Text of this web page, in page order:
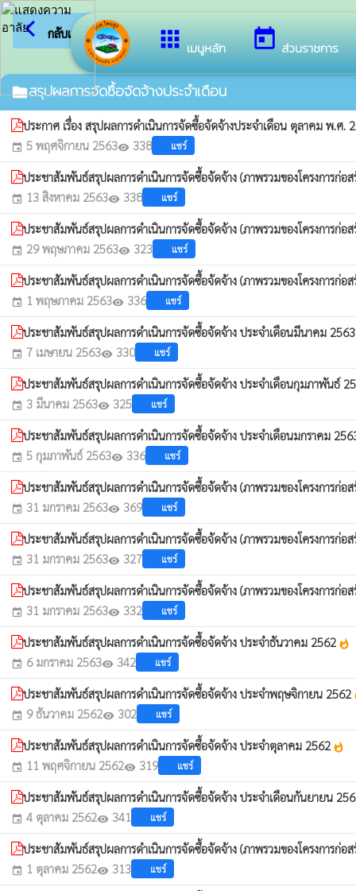
apps เมนูหลัก today ส่วนราชการ
arrow_back_ios กลับเมนูหลัก
folderสรุปผลการจัดซื้อจัดจ้างประจำเดือน
ประกาศ เรื่อง สรุปผลการดำเนินการจัดซื้อจัดจ้างประจำเดือน ตุลาคม พ.ศ.
event 5 พฤศจิกายน 2563visibility 338 แชร์
ประชาสัมพันธ์สรุปผลการดำเนินการจัดซื้อจัดจ้าง (ภาพรวมของโครงการก่อ
event 13 สิงหาคม 2563visibility 338 แชร์
ประชาสัมพันธ์สรุปผลการดำเนินการจัดซื้อจัดจ้าง (ภาพรวมของโครงการก่อ
event 29 พฤษภาคม 2563visibility 323 แชร์
ประชาสัมพันธ์สรุปผลการดำเนินการจัดซื้อจัดจ้าง (ภาพรวมของโครงการก่อ
event 1 พฤษภาคม 2563visibility 336 แชร์
ประชาสัมพันธ์สรุปผลการดำเนินการจัดซื้อจัดจ้าง ประจำเดือนมีนาคม
event 7 เมษายน 2563visibility 330 แชร์
ประชาสัมพันธ์สรุปผลการดำเนินการจัดซื้อจัดจ้าง ประจำเดือนกุมภาพันธ์
event 3 มีนาคม 2563visibility 325 แชร์
ประชาสัมพันธ์สรุปผลการดำเนินการจัดซื้อจัดจ้าง ประจำเดือนมกราคม
event 5 กุมภาพันธ์ 2563visibility 336 แชร์
ประชาสัมพันธ์สรุปผลการดำเนินการจัดซื้อจัดจ้าง (ภาพรวมของโครงการก่อ
event 31 มกราคม 2563visibility 369 แชร์
ประชาสัมพันธ์สรุปผลการดำเนินการจัดซื้อจัดจ้าง (ภาพรวมของโครงการก่อ
event 31 มกราคม 2563visibility 327 แชร์
ประชาสัมพันธ์สรุปผลการดำเนินการจัดซื้อจัดจ้าง (ภาพรวมของโครงการก่อ
event 31 มกราคม 2563visibility 332 แชร์
ประชาสัมพันธ์สรุปผลการดำเนินการจัดซื้อจัดจ้าง ประจำธันวาคม 2562 whatshot
event 6 มกราคม 2563visibility 342 แชร์
ประชาสัมพันธ์สรุปผลการดำเนินการจัดซื้อจัดจ้าง ประจำพฤษจิกายน 2562
event 9 ธันวาคม 2562visibility 302 แชร์
ประชาสัมพันธ์สรุปผลการดำเนินการจัดซื้อจัดจ้าง ประจำตุลาคม 2562 whatshot
event 11 พฤศจิกายน 2562visibility 319 แชร์
ประชาสัมพันธ์สรุปผลการดำเนินการจัดซื้อจัดจ้าง ประจำเดือนกันยายน
event 4 ตุลาคม 2562visibility 341 แชร์
ประชาสัมพันธ์สรุปผลการดำเนินการจัดซื้อจัดจ้าง (ภาพรวมของโครงการก่อ
event 1 ตุลาคม 2562visibility 313 แชร์